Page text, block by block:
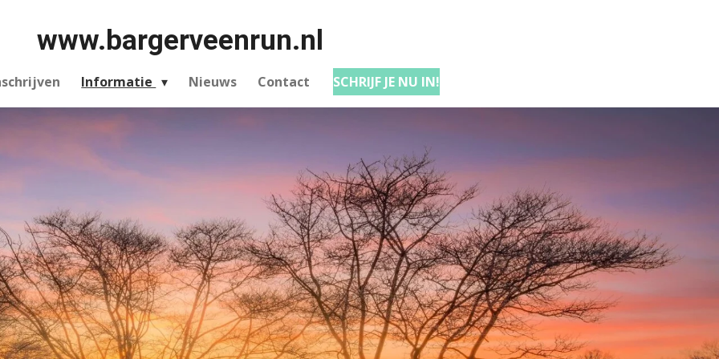
www.bargerveenrun.nl
Informatie Nieuws Contact SCHRIJF JE NU IN!